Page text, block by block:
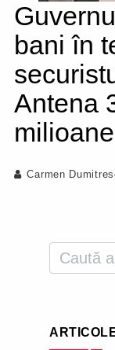
bani în
Antena
Carmen